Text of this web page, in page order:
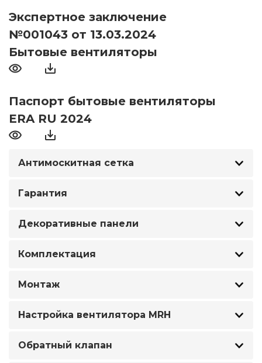
Экспертное заключение
№001043 от 13.03.2024
Бытовые вентиляторы
Паспорт бытовые вентиляторы
ERA RU 2024
Антимоскитная сетка
Гарантия
Декоративные панели
Комплектация
Монтаж
Настройка вентилятора MRH
Обратный клапан